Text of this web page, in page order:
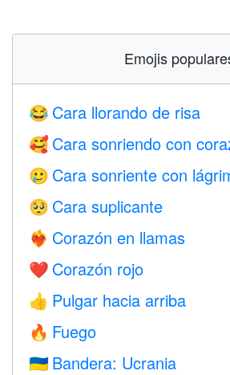
Emojis
😂 Cara llorando de risa
🥰 Cara sonriendo con
🥲 Cara sonriente con
🥺 Cara suplicante
❤️‍🔥 Corazón en llamas
❤️ Corazón rojo
👍 Pulgar hacia arriba
🔥 Fuego
🇺🇦 Bandera: Ucrania